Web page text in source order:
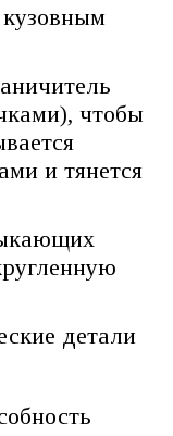
чтобы
и тянется
детали